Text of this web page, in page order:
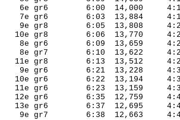
6e gr6 6:00 14,000
7e gr6 6:03 13,884
9e gr8 6:05 13,808
10e gr8 6:06 13,770
8e gr6 6:09 13,659
8e gr7 6:10 13,622
11e gr8 6:13 13,512
9e gr6 6:21 13,228
10e gr6 6:22 13,194
11e gr6 6:23 13,159
12e gr6 6:35 12,759
13e gr6 6:37 12,695
9e gr7 6:38 12,663